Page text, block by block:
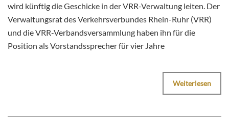
wird künftig die Geschicke in der VRR-Verwaltung leiten. Der
Verwaltungsrat des Verkehrsverbundes Rhein-Ruhr (VRR)
und die VRR-Verbandsversammlung haben ihn für die
Position als Vorstandssprecher für vier Jahre
Weiterlesen